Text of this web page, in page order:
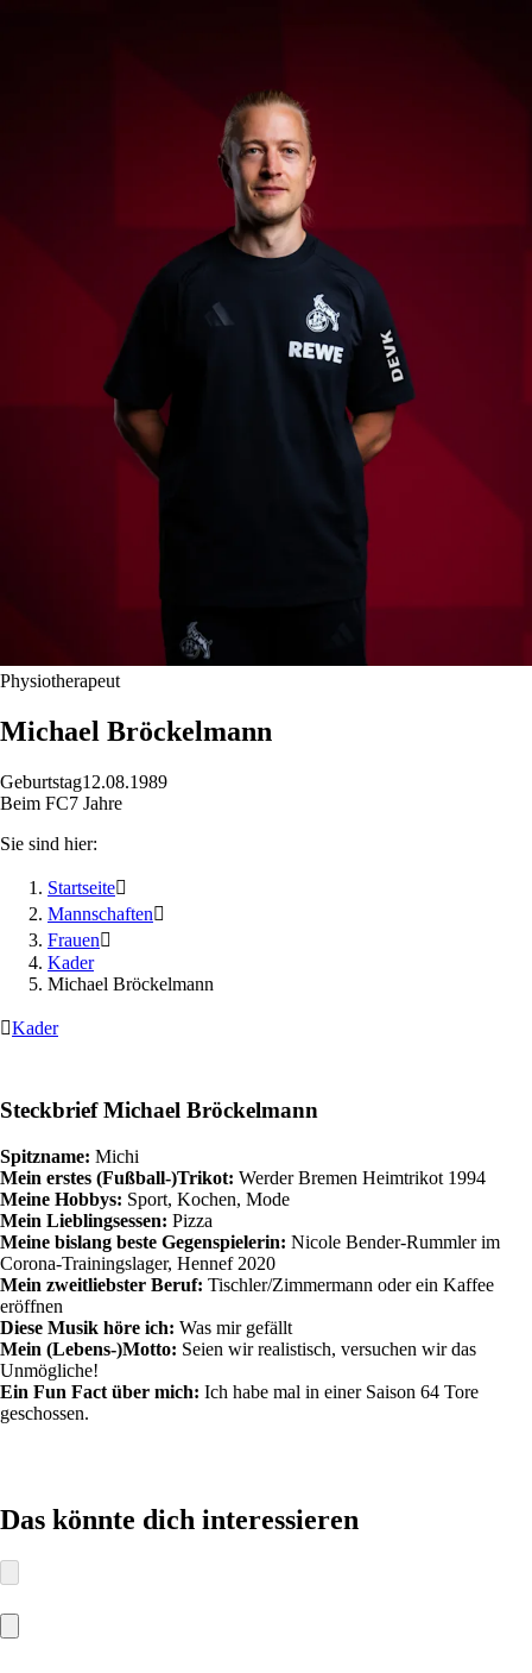
Physiotherapeut
Michael Bröckelmann
Geburtstag12.08.1989
Beim FC7 Jahre
Sie sind hier:
Startseite
Mannschaften
Frauen
Kader
Michael Bröckelmann
Kader
Steckbrief Michael Bröckelmann
Spitzname: Michi
Mein erstes (Fußball-)Trikot: Werder Bremen Heimtrikot 1994
Meine Hobbys: Sport, Kochen, Mode
Mein Lieblingsessen: Pizza
Meine bislang beste Gegenspielerin: Nicole Bender-Rummler im
Corona-Trainingslager, Hennef 2020
Mein zweitliebster Beruf: Tischler/Zimmermann oder ein Kaffee
eröffnen
Diese Musik höre ich: Was mir gefällt
Mein (Lebens-)Motto: Seien wir realistisch, versuchen wir das
Unmögliche!
Ein Fun Fact über mich: Ich habe mal in einer Saison 64 Tore
geschossen.
Das könnte dich interessieren